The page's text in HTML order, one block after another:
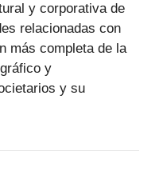
y corporativa de
relacionadas con
más completa de la
y
y su